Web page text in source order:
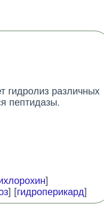
гидролиз различных
пептидазы.
]
] [гидроперикард]